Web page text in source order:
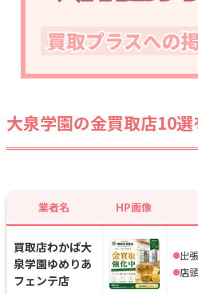
・ポイント1：複数の業者
金買取に関するよくある質問
・Q1：どのくらいの量か
・Q3：売却後の支払いはど
大泉学園の金買取店10選
業者名 HP画像
買取店わかば大
泉学園ゆめりあ
フェンテ店
出
店